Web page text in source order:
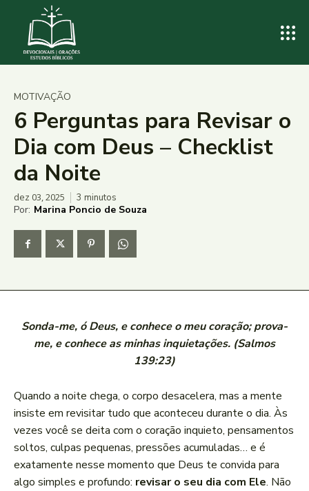
MOTIVAÇÃO
6 Perguntas para Revisar o
Dia com Deus – Checklist
da Noite
dez 03, 2025 3 minutos
Por: Marina Poncio de Souza
Sonda-me, ó Deus, e conhece o meu coração; prova-
me, e conhece as minhas inquietações. (Salmos
139:23)
Quando a noite chega, o corpo desacelera, mas a mente
insiste em revisitar tudo que aconteceu durante o dia. Às
vezes você se deita com o coração inquieto, pensamentos
soltos, culpas pequenas, pressões acumuladas… e é
exatamente nesse momento que Deus te convida para
algo simples e profundo: revisar o seu dia com Ele. Não